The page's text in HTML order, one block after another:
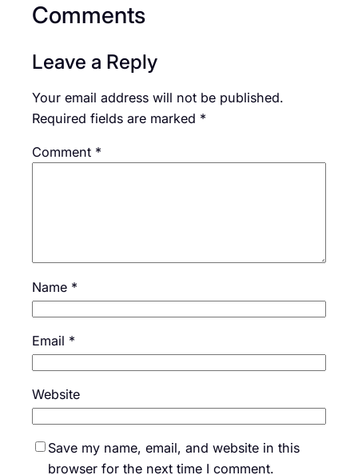
Comments
Leave a Reply
Your email address will not be published.
Required fields are marked *
Comment *
Name *
Email *
Website
Save my name, email, and website in this
browser for the next time I comment.